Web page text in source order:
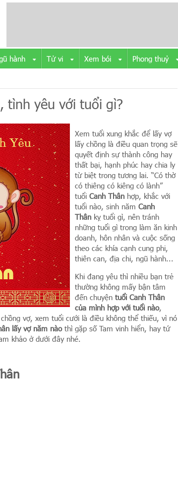
hành Tử vi Xem bói Phong thuỷ
tình yêu với tuổi gì?
Xem tuổi xung khắc để lấy vợ
lấy chồng là điều quan trọng sẽ
quyết định sự thành công hay
thất bại, hạnh phúc hay chia ly
từ biệt trong tương lai. “Có thờ
có thiêng có kiêng có lành”
tuổi Canh Thân hợp, khắc với
tuổi nào, sinh năm Canh
Thân kỵ tuổi gì, nên tránh
những tuổi gì trong làm ăn kinh
doanh, hôn nhân và cuộc sống
theo các khía cạnh cung phi,
thiên can, địa chi, ngũ hành...
Khi đang yêu thì nhiều bạn trẻ
thường không mấy bận tâm
đến chuyện tuổi Canh Thân
của mình hợp với tuổi nào,
vợ, xem tuổi cưới là điều không thể thiếu, vì nó
lấy vợ năm nàothì gặp số Tam vinh hiển, hay tứ
khảo ở dưới đây nhé.